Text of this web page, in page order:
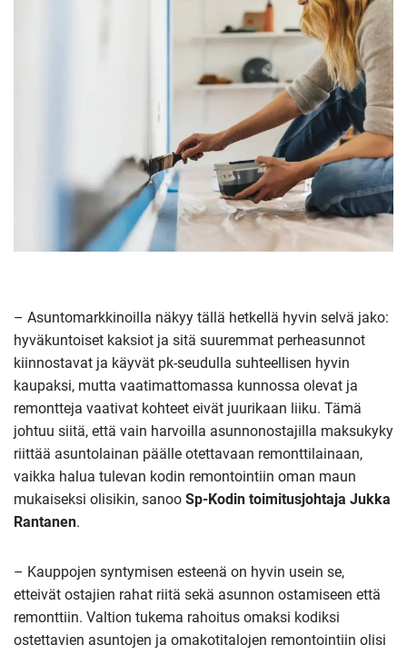
– Asuntomarkkinoilla näkyy tällä hetkellä hyvin selvä jako:
hyväkuntoiset kaksiot ja sitä suuremmat perheasunnot
kiinnostavat ja käyvät pk-seudulla suhteellisen hyvin
kaupaksi, mutta vaatimattomassa kunnossa olevat ja
remontteja vaativat kohteet eivät juurikaan liiku. Tämä
johtuu siitä, että vain harvoilla asunnonostajilla maksukyky
riittää asuntolainan päälle otettavaan remonttilainaan,
vaikka halua tulevan kodin remontointiin oman maun
mukaiseksi olisikin, sanoo Sp-Kodin toimitusjohtaja Jukka
Rantanen.
– Kauppojen syntymisen esteenä on hyvin usein se,
etteivät ostajien rahat riitä sekä asunnon ostamiseen että
remonttiin. Valtion tukema rahoitus omaksi kodiksi
ostettavien asuntojen ja omakotitalojen remontointiin olisi